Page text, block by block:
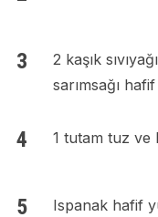
2 kaşık
sarımsağı
1 tutam tuz ve
Ispanak hafif